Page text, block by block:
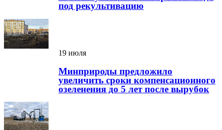
под рекультивацию
19 июля
Минприроды предложило
увеличить сроки компенсационного
озеленения до 5 лет после вырубок